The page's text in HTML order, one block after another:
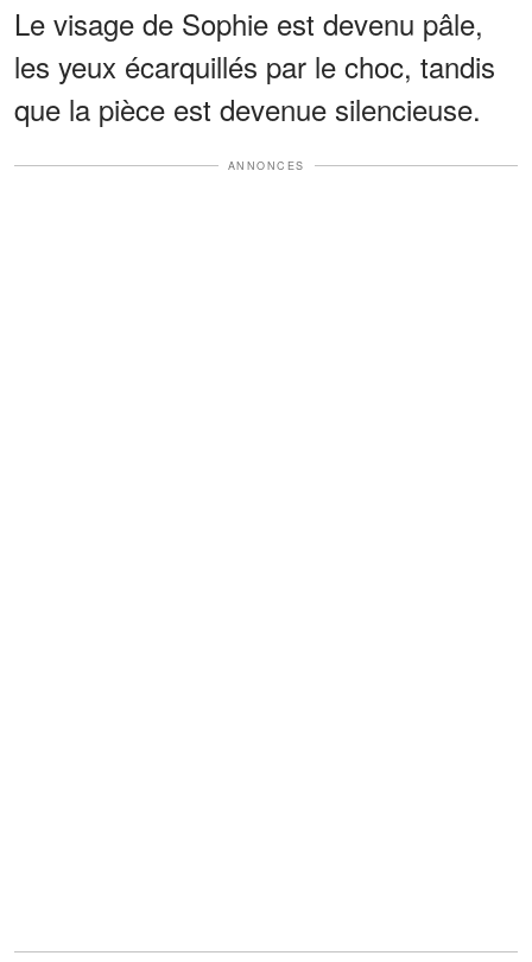
Le visage de Sophie est devenu pâle,
les yeux écarquillés par le choc, tandis
que la pièce est devenue silencieuse.
ANNONCES